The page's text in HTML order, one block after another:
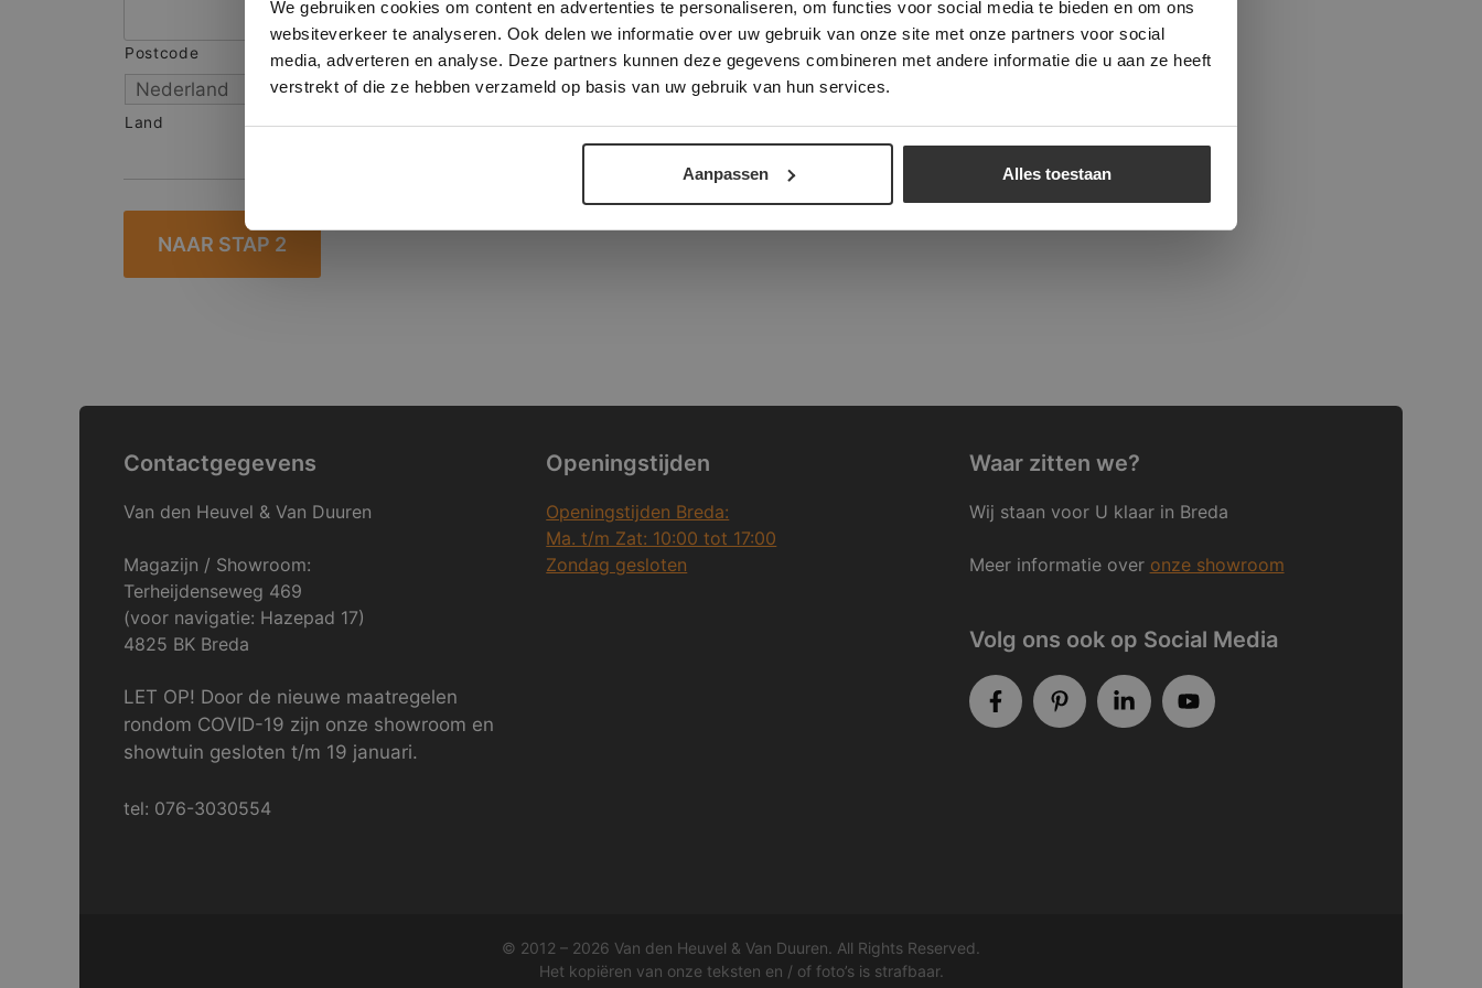
We gebruiken cookies om content en advertenties te personaliseren, om functies voor social media te bieden en om ons
websiteverkeer te analyseren. Ook delen we informatie over uw gebruik van onze site met onze partners voor social
media, adverteren en analyse. Deze partners kunnen deze gegevens combineren met andere informatie die u aan ze heeft
verstrekt of die ze hebben verzameld op basis van uw gebruik van hun services.
Aanpassen Alles toestaan
Postcode Stad
Land
Contactgegevens
Van den Heuvel & Van Duuren
Magazijn / Showroom:
Terheijdenseweg 469
(voor navigatie: Hazepad 17)
4825 BK Breda
LET OP! Door de nieuwe maatregelen
rondom COVID-19 zijn onze showroom en
showtuin gesloten t/m 19 januari.
tel: 076-3030554
Openingstijden
Openingstijden Breda:
Ma. t/m Zat: 10:00 tot 17:00
Zondag gesloten
Waar zitten we?
Wij staan voor U klaar in Breda
Meer informatie over onze showroom
Volg ons ook op Social Media
© 2012 – 2026 Van den Heuvel & Van Duuren. All Rights Reserved.
Het kopiëren van onze teksten en / of foto’s is strafbaar.
verder
ALLES ACCEPTEREN ALLES AFWIJZEN